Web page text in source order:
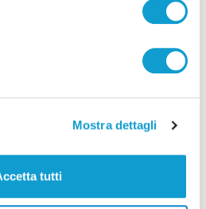
Mostra dettagli
tutti